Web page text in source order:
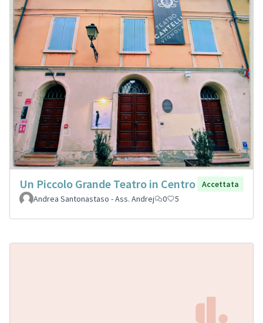
Un Piccolo Grande Teatro in Centro
Accettata
Andrea Santonastaso - Ass. Andrej
0 5